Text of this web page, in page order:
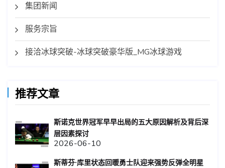
集团新闻
服务宗旨
接洽冰球突破-冰球突破豪华版_MG冰球游戏
推荐文章
斯诺克世界冠军早早出局的五大原因解析及背后深
层因素探讨
2026-06-10
斯蒂芬·库里状态回暖勇士队迎来强势反弹全明星